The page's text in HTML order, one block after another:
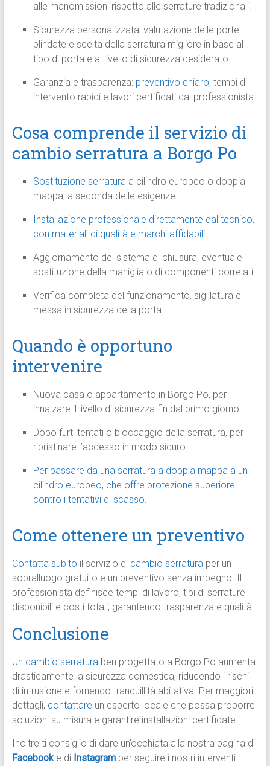
alle manomissioni rispetto alle serrature tradizionali.
Sicurezza personalizzata: valutazione delle porte
blindate e scelta della serratura migliore in base al
tipo di porta e al livello di sicurezza desiderato.
Garanzia e trasparenza: preventivo chiaro, tempi di
intervento rapidi e lavori certificati dal professionista.
Cosa comprende il servizio di
cambio serratura a Borgo Po
Sostituzione serraturaa cilindro europeo o doppia
mappa, a seconda delle esigenze.
Installazione professionale direttamente dal tecnico,
con materiali di qualità e marchi affidabili.
Aggiornamento del sistema di chiusura, eventuale
sostituzione della maniglia o di componenti correlati.
Verifica completa del funzionamento, sigillatura e
messa in sicurezza della porta.
Quando è opportuno
intervenire
Nuova casa o appartamento in Borgo Po, per
innalzare il livello di sicurezza fin dal primo giorno.
Dopo furti tentati o bloccaggio della serratura, per
ripristinare l’accesso in modo sicuro.
Per passare da una serratura a doppia mappa a un
cilindro europeo, che offre protezione superiore
contro i tentativi di scasso.
Come ottenere un preventivo
Contatta subito il servizio di cambio serraturaper un
sopralluogo gratuito e un preventivo senza impegno. Il
professionista definisce tempi di lavoro, tipi di serrature
disponibili e costi totali, garantendo trasparenza e qualità.
Conclusione
Un cambio serraturaben progettato a Borgo Po aumenta
drasticamente la sicurezza domestica, riducendo i rischi
di intrusione e fornendo tranquillità abitativa. Per maggiori
dettagli, contattare un esperto locale che possa proporre
soluzioni su misura e garantire installazioni certificate.
Inoltre ti consiglio di dare un’occhiata alla nostra pagina di
Facebook e di Instagram per seguire i nostri interventi.